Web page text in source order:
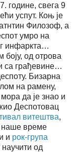
године, свега 9
успут. Коњ је
Филозоф, а
умро на
инфаркта…
боју, од отрова
са грађевине…
Бизарна
на рамену,
да је знао и
Деспотовац
витештва,
наше време
и рок-група
од